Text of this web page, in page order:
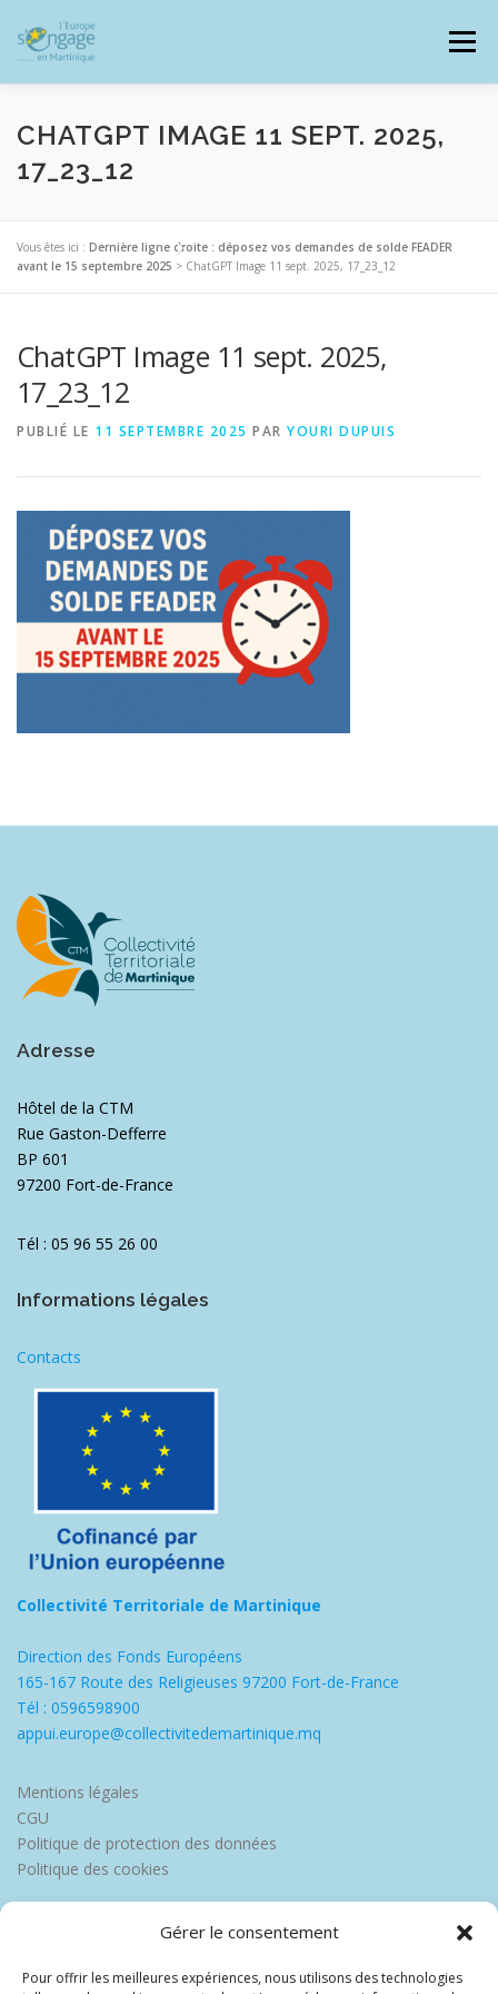
Gérer le consentement
Pour offrir les meilleures expériences, nous utilisons des technologies
contenu
Menu
RESSOURCES DOCUMENTAIRES ZOOM EUROPE
CHATGPT IMAGE 11 SEPT. 2025,
17_23_12
Vous êtes ici : Dernière ligne droite : déposez vos demandes de solde FEADER
avant le 15 septembre 2025 > ChatGPT Image 11 sept. 2025, 17_23_12
ChatGPT Image 11 sept. 2025,
17_23_12
PUBLIÉ LE 11 SEPTEMBRE 2025 PAR YOURI DUPUIS
Adresse
Hôtel de la CTM
Rue Gaston-Defferre
BP 601
97200 Fort-de-France
Tél : 05 96 55 26 00
Informations légales
Contacts
Collectivité Territoriale de Martinique
Direction des Fonds Européens
165-167 Route des Religieuses 97200 Fort-de-France
Tél : 0596598900
appui.europe@collectivitedemartinique.mq
Mentions légales
CGU
Politique de protection des données
Politique des cookies